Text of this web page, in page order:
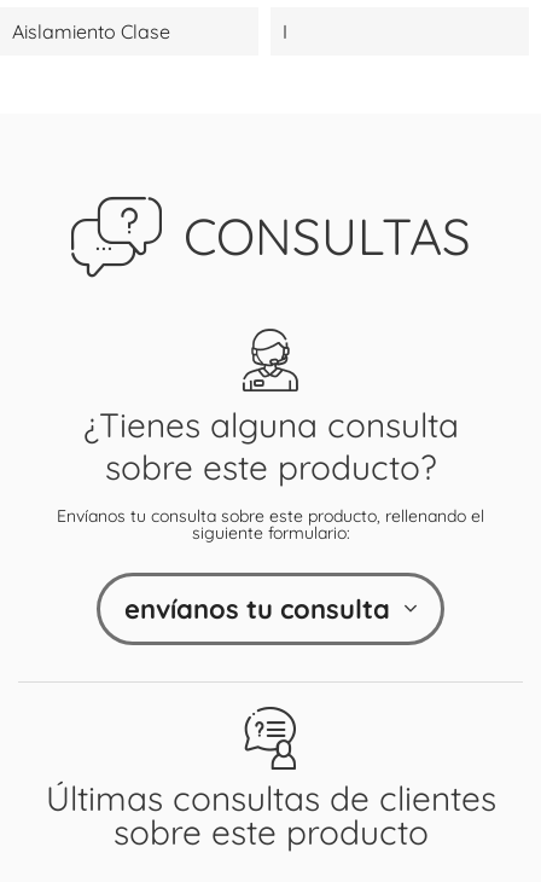
Aislamiento Clase I
CONSULTAS
Últimas consultas de clientes
sobre este producto
¿Tienes alguna consulta
sobre este producto?
Envíanos tu consulta sobre este producto, rellenando el
siguiente formulario:
envíanos tu consulta